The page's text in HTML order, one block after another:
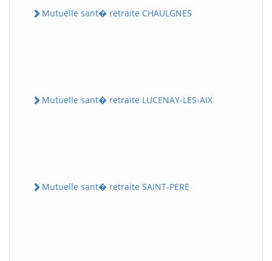
Mutuelle sant� retraite CHAULGNES
Mutuelle sant� retraite LUCENAY-LES-AIX
Mutuelle sant� retraite SAINT-PERE